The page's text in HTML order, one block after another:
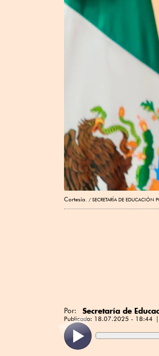
Cortesía. SECRETARÍA DE EDUCACIÓN
Por: Secretaría de
Publicado: 18.07.2025 - 18:44